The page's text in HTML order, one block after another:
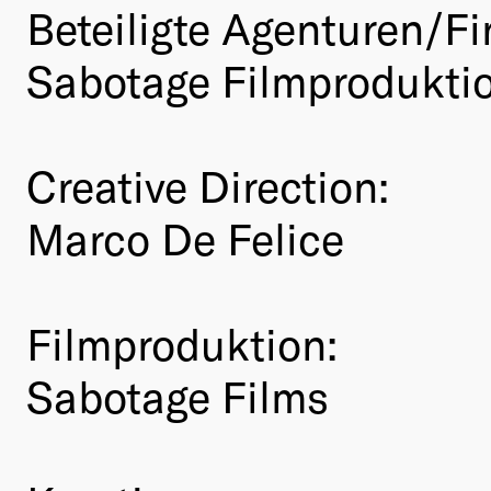
Beteiligte Agenturen/
Sabotage
Creative Direction:
Marco De Felice
Filmproduktion:
Sabotage Films